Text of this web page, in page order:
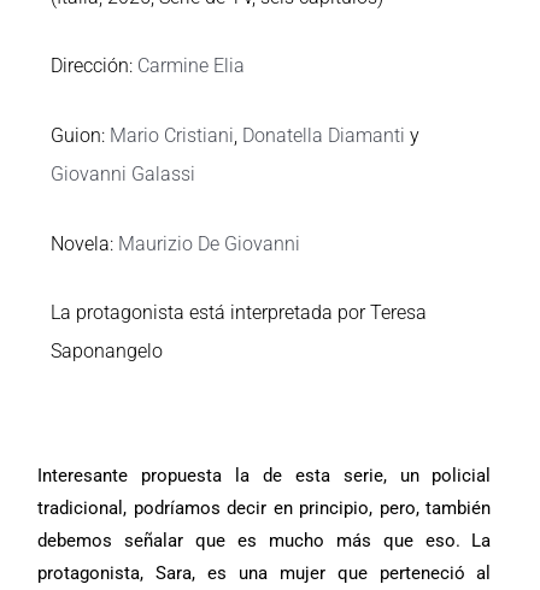
Dirección: Carmine Elia
Guion: Mario Cristiani, Donatella Diamanti y
Giovanni Galassi
Novela: Maurizio De Giovanni
La protagonista está interpretada por Teresa
Saponangelo
Interesante propuesta la de esta serie, un policial
tradicional, podríamos decir en principio, pero, también
debemos señalar que es mucho más que eso. La
protagonista, Sara, es una mujer que perteneció al